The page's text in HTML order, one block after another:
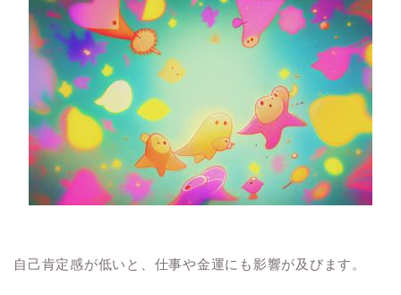
自己肯定感が低いと、仕事や金運にも影響が及びます。